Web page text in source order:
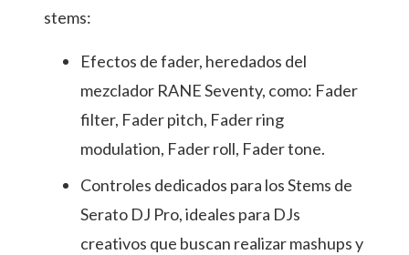
stems:
Efectos de fader, heredados del
mezclador RANE Seventy, como: Fader
filter, Fader pitch, Fader ring
modulation, Fader roll, Fader tone.
Controles dedicados para los Stems de
Serato DJ Pro, ideales para DJs
creativos que buscan realizar mashups y